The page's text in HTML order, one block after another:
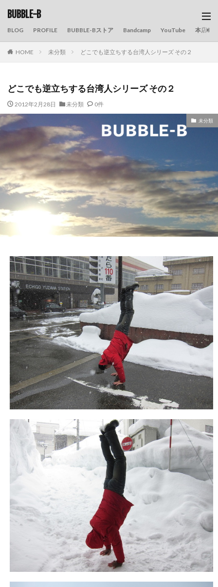
BUBBLE-B
BLOG PROFILE BUBBLE-Bストア Bandcamp YouTube 本店の旅
HOME 未分類 どこでも逆立ちする台湾人シリーズ その２
どこでも逆立ちする台湾人シリーズ その２
2012年2月28日 未分類 0件
未分類